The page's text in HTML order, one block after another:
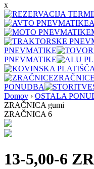
x
PNEVMATIKE
PNEVMATIKE
ZRAČNICE
PONUDBA
Domov › OSTALA
ZRAČNICA gumi
ZRAČNICA 6
13-5,00-6